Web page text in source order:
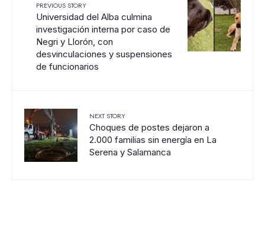
PREVIOUS STORY
Universidad del Alba culmina
investigación interna por caso de
Negri y Llorón, con
desvinculaciones y suspensiones
de funcionarios
NEXT STORY
Choques de postes dejaron a
2.000 familias sin energía en La
Serena y Salamanca